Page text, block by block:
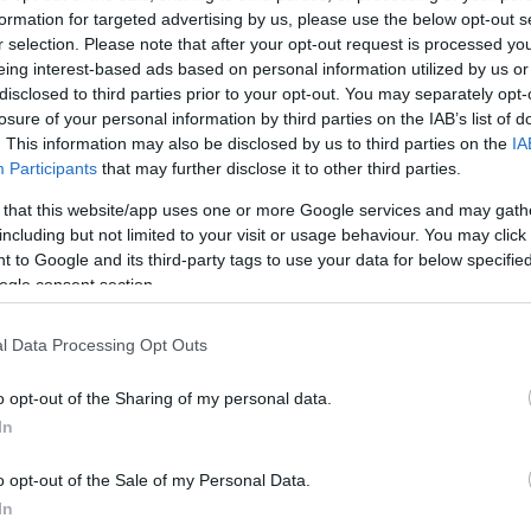
for targeted advertising by us, please use the below opt-out
selection. Please note that after your opt-out request is processed
interest-based ads based on personal information utilized by us
to third parties prior to your opt-out. You may separately
of your personal information by third parties on the IAB’s list of
This information may also be disclosed by us to third parties on the
Participants that may further disclose it to other third parties.
that this website/app uses one or more Google services and may
but not limited to your visit or usage behaviour. You may
to Google and its third-party tags to use your data for below
consent section.
Data Processing Opt Outs
opt-out of the Sharing of my personal data.
opt-out of the Sale of my Personal Data.
επιβεβαίωσε με ανακοίνωσή της ότι οι
πτήσεις της προς το Ιράν ακυρώθηκαν, ενώ
να παρακολουθεί την κατάσταση» και θα
το πρόγραμμα των πτήσεών της χωρίς να
σημερινές ακυρώσεις.
Ντουμπάι δεν ανέφερε τον λόγο των
έχει αναφερθεί στο Ιράν διακοπή της
οι αρχές προσπαθούννα περιορίσουν τις
ξέσπασαν στη χώρα πριν από 13 ημέρες